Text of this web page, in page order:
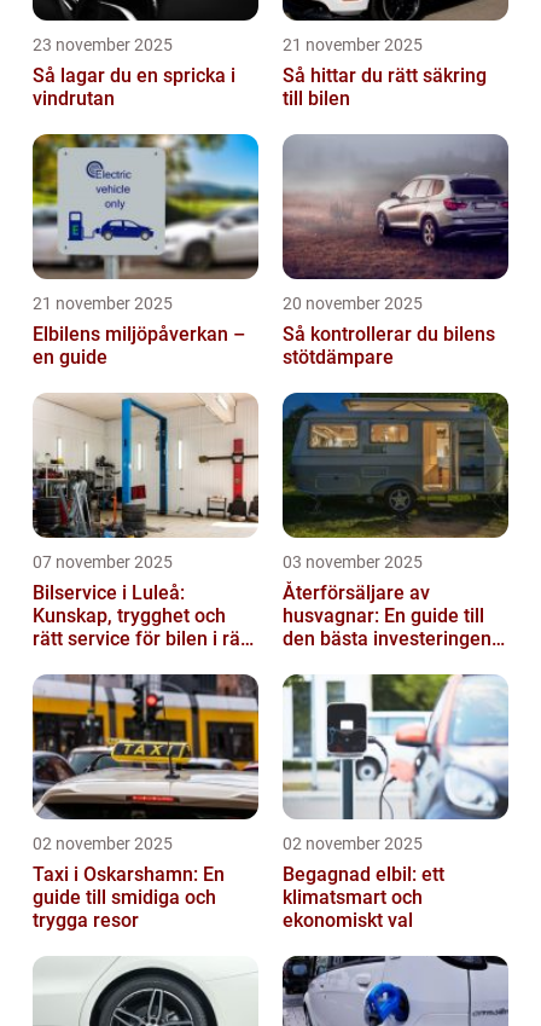
23 november 2025
Så lagar du en spricka i
vindrutan
21 november 2025
Så hittar du rätt säkring
till bilen
21 november 2025
Elbilens miljöpåverkan –
en guide
20 november 2025
Så kontrollerar du bilens
stötdämpare
07 november 2025
Bilservice i Luleå:
Kunskap, trygghet och
rätt service för bilen i rätt
03 november 2025
Återförsäljare av
husvagnar: En guide till
den bästa investeringen
02 november 2025
Taxi i Oskarshamn: En
guide till smidiga och
trygga resor
02 november 2025
Begagnad elbil: ett
klimatsmart och
ekonomiskt val